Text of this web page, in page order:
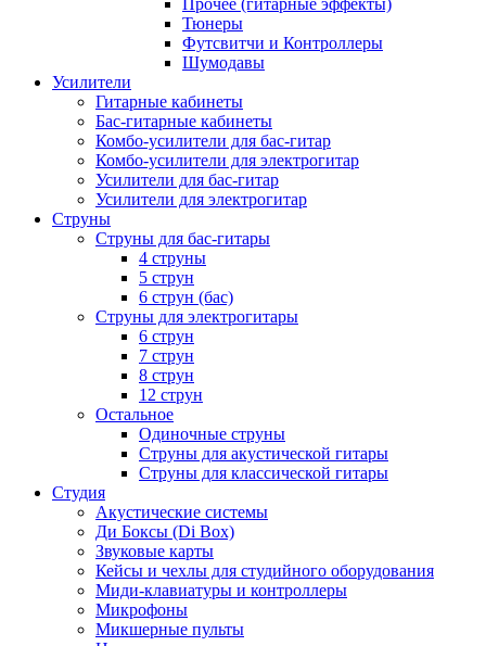
Тюнеры
Футсвитчи и Контроллеры
Шумодавы
Усилители
Гитарные кабинеты
Бас-гитарные кабинеты
Комбо-усилители для бас-гитар
Комбо-усилители для электрогитар
Усилители для бас-гитар
Усилители для электрогитар
Струны
Струны для бас-гитары
4 струны
5 струн
6 струн (бас)
Струны для электрогитары
6 струн
7 струн
8 струн
12 струн
Остальное
Одиночные струны
Струны для акустической гитары
Струны для классической гитары
Студия
Акустические системы
Ди Боксы (Di Box)
Звуковые карты
Кейсы и чехлы для студийного оборудования
Миди-клавиатуры и контроллеры
Микрофоны
Микшерные пульты